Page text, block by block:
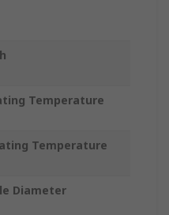
Temperature
Temperature
Diameter